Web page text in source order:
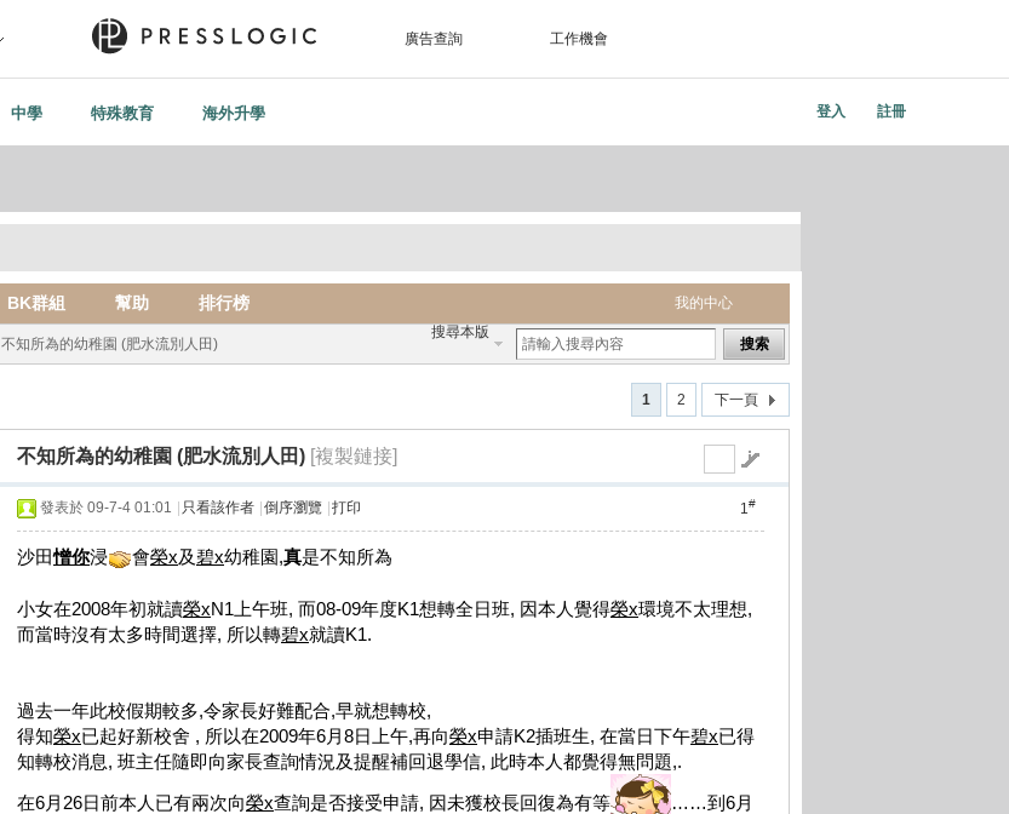
廣告查詢 工作機會
中學 特殊教育 海外升學 登入 註冊
我的中心
BK群組 幫助 排行榜
搜尋本版
搜索
不知所為的幼稚園 (肥水流別人田)
1 2 下一頁
不知所為的幼稚園 (肥水流別人田) [複製鏈接]
1#
發表於 09-7-4 01:01 只看該作者 倒序瀏覽 打印
沙田憎你浸 會榮x及碧x幼稚園,真是不知所為
小女在2008年初就讀榮xN1上午班, 而08-09年度K1想轉全日班, 因本人覺得榮x環境不太理想,
而當時沒有太多時間選擇, 所以轉碧x就讀K1.
過去一年此校假期較多,令家長好難配合,早就想轉校,
得知榮x已起好新校舍 , 所以在2009年6月8日上午,再向榮x申請K2插班生, 在當日下午碧x已得
知轉校消息, 班主任隨即向家長查詢情況及提醒補回退學信, 此時本人都覺得無問題,.
在6月26日前本人已有兩次向榮x查詢是否接受申請, 因未獲校長回復為有等 ……到6月